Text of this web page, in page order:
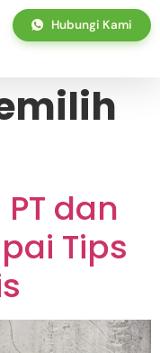
Hubungi Kami
dan
Tips